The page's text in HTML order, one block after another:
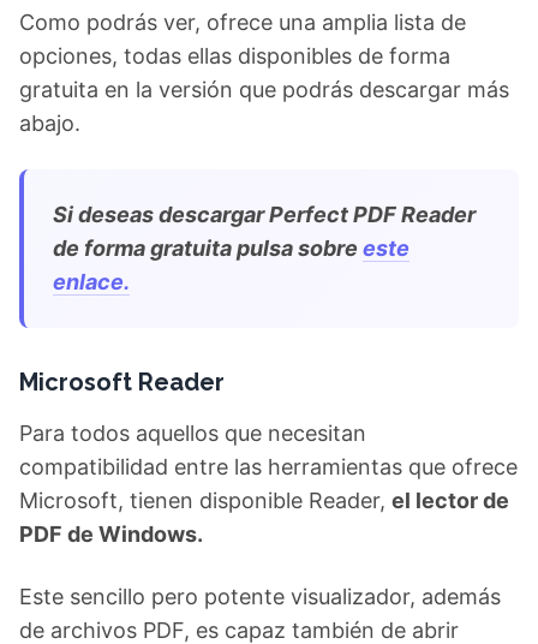
Como podrás ver, ofrece una amplia lista de
opciones, todas ellas disponibles de forma
gratuita en la versión que podrás descargar más
abajo.
Si deseas descargar Perfect PDF Reader
de forma gratuita pulsa sobre este
enlace.
Microsoft Reader
Para todos aquellos que necesitan
compatibilidad entre las herramientas que ofrece
Microsoft, tienen disponible Reader, el lector de
PDF de Windows.
Este sencillo pero potente visualizador, además
de archivos PDF, es capaz también de abrir